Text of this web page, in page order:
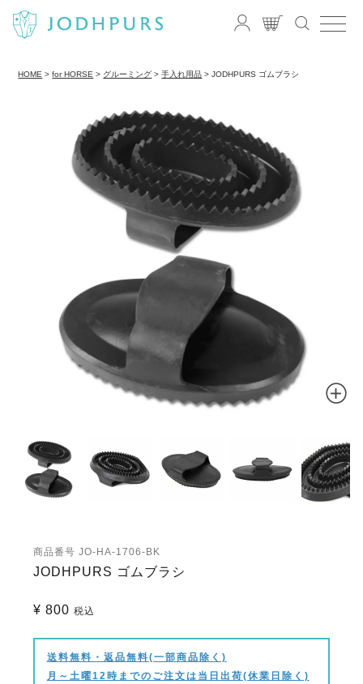
HOME for HORSE グルーミング 手入れ用品 JODHPURS ゴムブラシ
商品番号 JO-HA-1706-BK
JODHPURS ゴムブラシ
¥ 800 税込
送料無料・返品無料(一部商品除く)
月～土曜12時までのご注文は当日出荷(休業日除く)